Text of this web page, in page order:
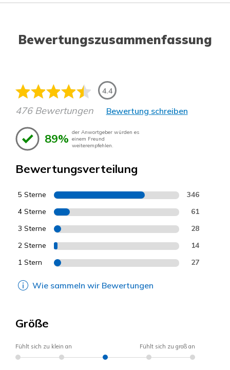
Bewertungszusammenfassung
4.4
476 Bewertungen Bewertung schreiben
89% der Anwortgeber würden es
einem Freund
weiterempfehlen.
Bewertungsverteilung
5 Sterne 346
4 Sterne 61
3 Sterne 28
2 Sterne 14
1 Stern 27
Wie sammeln wir Bewertungen
Größe
Fühlt sich zu klein an Fühlt sich zu groß an